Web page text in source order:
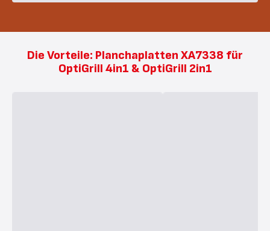
Die Vorteile: Planchaplatten XA7338 für
OptiGrill 4in1 & OptiGrill 2in1